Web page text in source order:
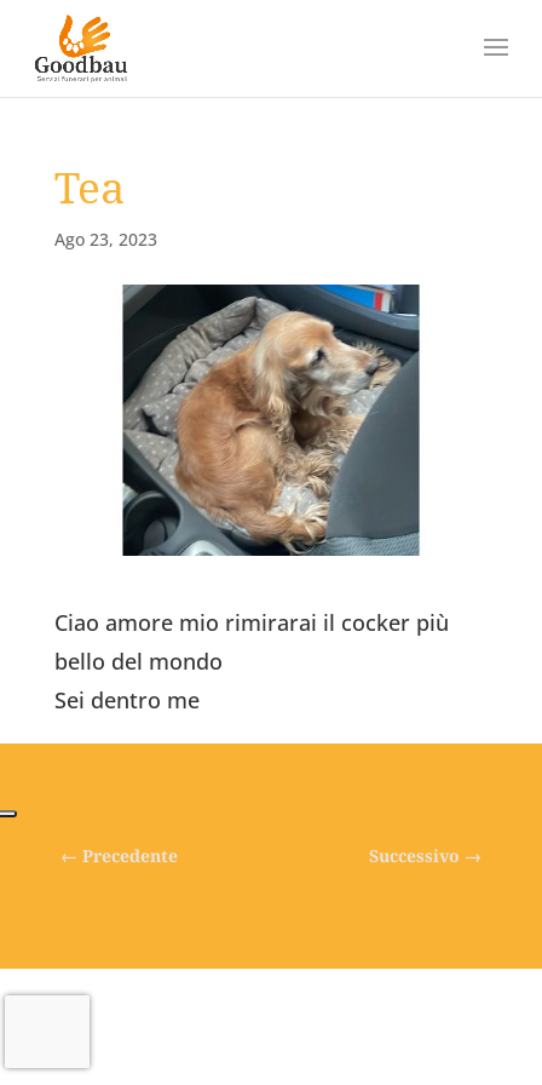
Tea
Ago 23, 2023
Ciao amore mio rimirarai il cocker più
bello del mondo
Sei dentro me
← Precedente Successivo →